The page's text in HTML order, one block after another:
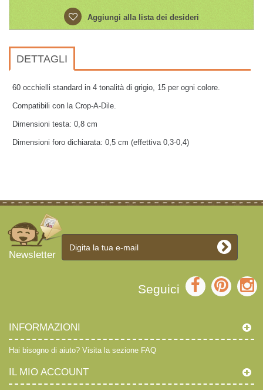
Aggiungi alla lista dei desideri
DETTAGLI
60 occhielli standard in 4 tonalità di grigio, 15 per ogni colore.
Compatibili con la Crop-A-Dile.
Dimensioni testa: 0,8 cm
Dimensioni foro dichiarata: 0,5 cm (effettiva 0,3-0,4)
Newsletter
Seguici
INFORMAZIONI
Hai bisogno di aiuto? Visita la sezione FAQ
IL MIO ACCOUNT